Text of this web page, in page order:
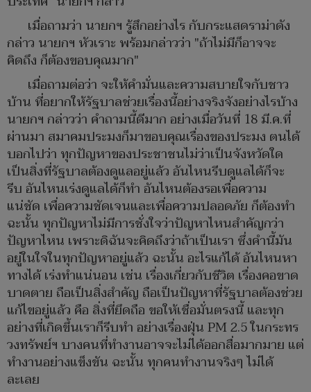
เมื่อถามว่า นายกฯ รู้สึกอย่างไร กับกระแสดราม่าดัง
กล่าว นายกฯ หัวเราะ พร้อมกล่าวว่า "ถ้าไม่มีก็อาจจะ
คิดถึง ก็ต้องขอบคุณมาก"
เมื่อถามต่อว่า จะให้คำมั่นและความสบายใจกับชาว
บ้าน ที่อยากให้รัฐบาลช่วยเรื่องนี้อย่างจริงจังอย่างไรบ้าง
นายกฯ กล่าวว่า คำถามนี้ดีมาก อย่างเมื่อวันที่ 18 มี.ค.ที่
ผ่านมา สมาคมประมงก็มาขอบคุณเรื่องของประมง ตนได้
บอกไปว่า ทุกปัญหาของประชาชนไม่ว่าเป็นจังหวัดใด
เป็นสิ่งที่รัฐบาลต้องดูแลอยู่แล้ว อันไหนรีบดูแลได้ก็จะ
รีบ อันไหนเร่งดูแลได้ก็ทำ อันไหนต้องรอเพื่อความ
แน่ชัด เพื่อความชัดเจนและเพื่อความปลอดภัย ก็ต้องทำ
ฉะนั้น ทุกปัญหาไม่มีการชั่งใจว่าปัญหาไหนสำคัญกว่า
ปัญหาไหน เพราะดิฉันจะคิดถึงว่าถ้าเป็นเรา ซึ่งคำนี้มัน
อยู่ในใจในทุกปัญหาอยู่แล้ว ฉะนั้น อะไรแก้ได้ อันไหนหา
ทางได้ เร่งทำแน่นอน เช่น เรื่องเกี่ยวกับชีวิต เรื่องคอขาด
บาดตาย ถือเป็นสิ่งสำคัญ ถือเป็นปัญหาที่รัฐบาลต้องช่วย
แก้ไขอยู่แล้ว คือ สิ่งที่ยึดถือ ขอให้เชื่อมั่นตรงนี้ และทุก
อย่างที่เกิดขึ้นเราก็รีบทำ อย่างเรื่องฝุ่น PM 2.5 ในกระทร
วงทรัพย์ฯ บางคนที่ทำงานอาจจะไม่ได้ออกสื่อมากมาย แต่
ทำงานอย่างแข็งขัน ฉะนั้น ทุกคนทำงานจริงๆ ไม่ได้
ละเลย